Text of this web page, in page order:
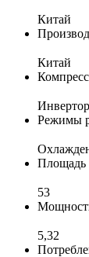
Китай
Китай
Режимы
Площадь
53
5,32